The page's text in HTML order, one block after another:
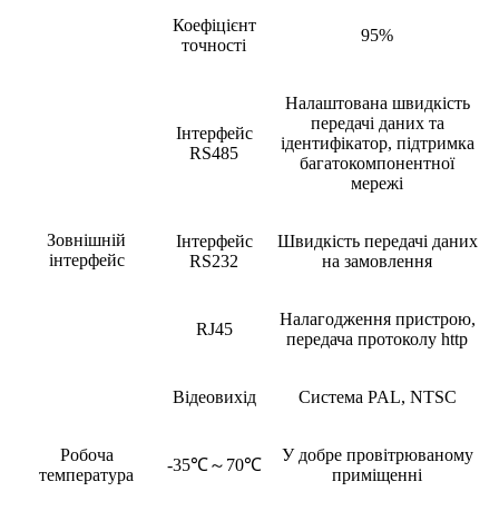
Коефіцієнт
точності
95%
Зовнішній
інтерфейс
Інтерфейс
RS485
Налаштована швидкість
передачі даних та
ідентифікатор, підтримка
багатокомпонентної
мережі
Інтерфейс
RS232
Швидкість передачі даних
на замовлення
RJ45
Налагодження пристрою,
передача протоколу http
Відеовихід Система PAL, NTSC
Робоча
температура
-35℃～70℃
У добре провітрюваному
приміщенні